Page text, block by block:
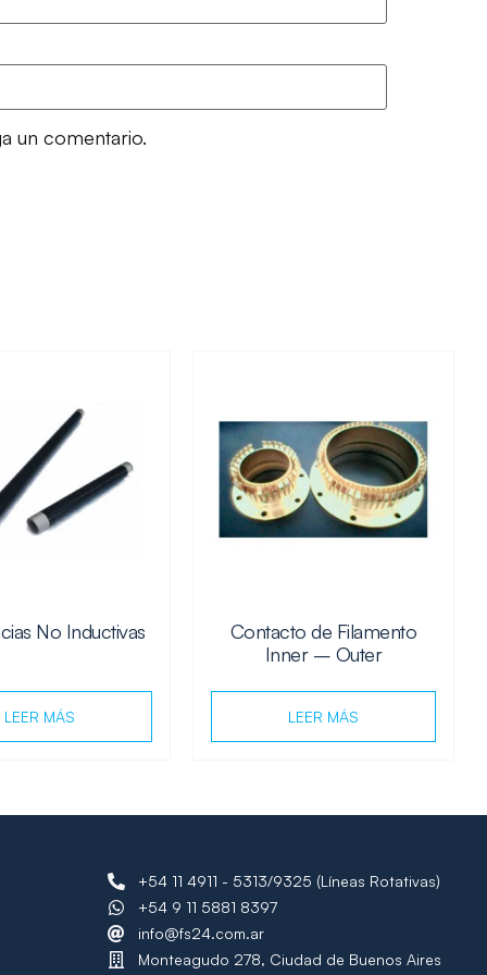
un comentario.
No Inductivas
LEER MÁS
Contacto de Filamento
Inner – Outer
LEER MÁS
+54 11 4911 - 5313/9325 (Líneas Rotativas)
+54 9 11 5881 8397
info@fs24.com.ar
Monteagudo 278, Ciudad de Buenos Aires